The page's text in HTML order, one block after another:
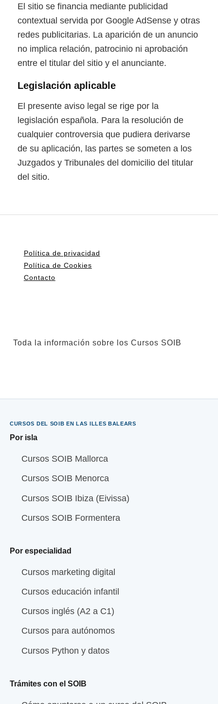
El sitio se financia mediante publicidad
contextual servida por Google AdSense y otras
redes publicitarias. La aparición de un anuncio
no implica relación, patrocinio ni aprobación
entre el titular del sitio y el anunciante.
Legislación aplicable
El presente aviso legal se rige por la
legislación española. Para la resolución de
cualquier controversia que pudiera derivarse
de su aplicación, las partes se someten a los
Juzgados y Tribunales del domicilio del titular
del sitio.
Política de privacidad
Política de Cookies
Contacto
Toda la información sobre los Cursos SOIB
CURSOS DEL SOIB EN LAS ILLES BALEARS
Por isla
Cursos SOIB Mallorca
Cursos SOIB Menorca
Cursos SOIB Ibiza (Eivissa)
Cursos SOIB Formentera
Por especialidad
Cursos marketing digital
Cursos educación infantil
Cursos inglés (A2 a C1)
Cursos para autónomos
Cursos Python y datos
Trámites con el SOIB